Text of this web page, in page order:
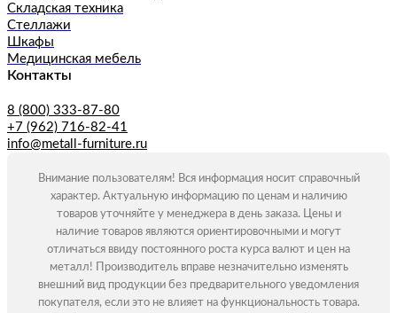
Складская техника
Стеллажи
Шкафы
Медицинская мебель
Контакты
8 (800) 333-87-80
+7 (962) 716-82-41
info@metall-furniture.ru
Внимание пользователям! Вся информация носит справочный
характер. Актуальную информацию по ценам и наличию
товаров уточняйте у менеджера в день заказа. Цены и
наличие товаров являются ориентировочными и могут
отличаться ввиду постоянного роста курса валют и цен на
металл! Производитель вправе незначительно изменять
внешний вид продукции без предварительного уведомления
покупателя, если это не влияет на функциональность товара.